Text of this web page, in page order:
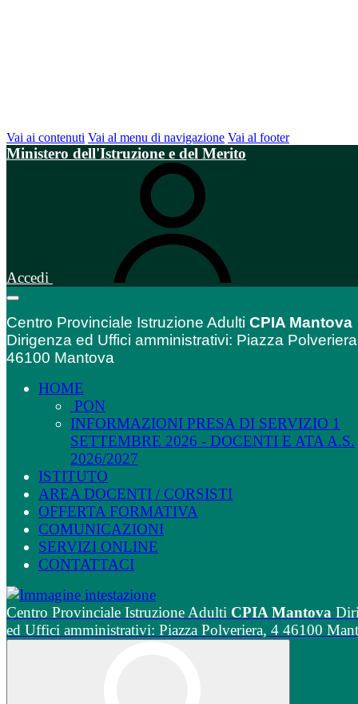
Vai ai contenuti Vai al menu di navigazione Vai al footer
Ministero dell'Istruzione e del Merito
Accedi
Centro Provinciale Istruzione Adulti CPIA Mantova
Dirigenza ed Uffici amministrativi: Piazza
46100 Mantova
HOME
PON
INFORMAZIONI PRESA DI SERVIZIO 1
SETTEMBRE 2026 - DOCENTI E ATA A.S.
2026/2027
ISTITUTO
AREA DOCENTI / CORSISTI
OFFERTA FORMATIVA
COMUNICAZIONI
SERVIZI ONLINE
CONTATTACI
Centro Provinciale Istruzione Adulti CPIA Mantova
ed Uffici amministrativi: Piazza Polveriera, 4 46100